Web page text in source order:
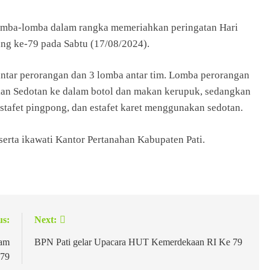
lomba dalam rangka memeriahkan peringatan Hari
ke-79 pada Sabtu (17/08/2024).
perorangan dan 3 lomba antar tim. Lomba perorangan
Sedotan ke dalam botol dan makan kerupuk, sedangkan
pingpong, dan estafet karet menggunakan sedotan.
ikawati Kantor Pertanahan Kabupaten Pati.
Next:
BPN Pati gelar Upacara HUT Kemerdekaan RI Ke 79